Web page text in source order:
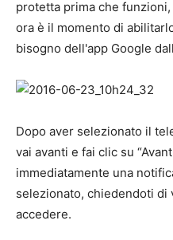
protetta prima che
ora è il momento di
bisogno dell'app Google
Dopo aver selezionato il
vai avanti e fai clic su
immediatamente una
selezionato, chiedendoti di
accedere.